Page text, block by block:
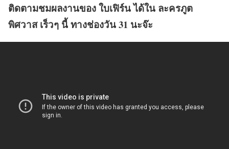
ติดตามชมผลงานของ ใบเฟิร์น ได้ใน ละครภูต
พิศวาส เร็วๆ นี้ ทางช่องวัน 31 นะจ๊ะ